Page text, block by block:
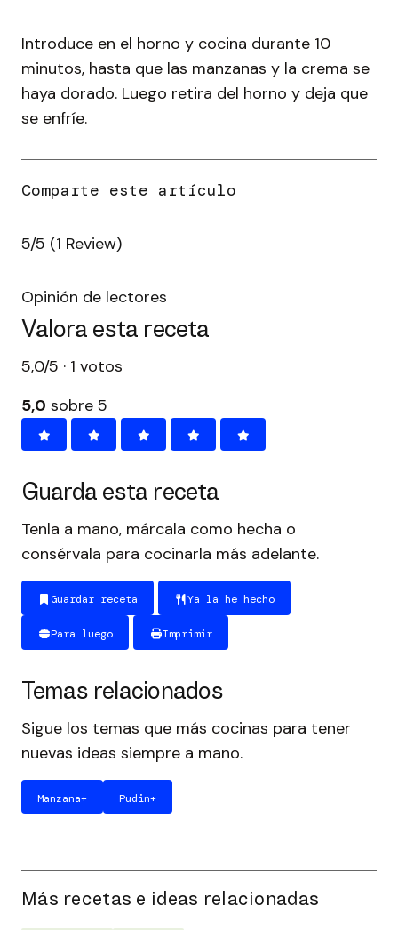
Introduce en el horno y cocina durante 10
minutos, hasta que las manzanas y la crema se
haya dorado. Luego retira del horno y deja que
se enfríe.
5/5 (1 Review)
Opinión de lectores
Valora esta receta
5,0/5 · 1 votos
5,0 sobre 5
Guarda esta receta
Tenla a mano, márcala como hecha o
consérvala para cocinarla más adelante.
Guardar receta Ya la he hecho
Para luego Imprimir
Temas relacionados
Sigue los temas que más cocinas para tener
nuevas ideas siempre a mano.
Manzana+ Pudin+
Más recetas e ideas relacionadas